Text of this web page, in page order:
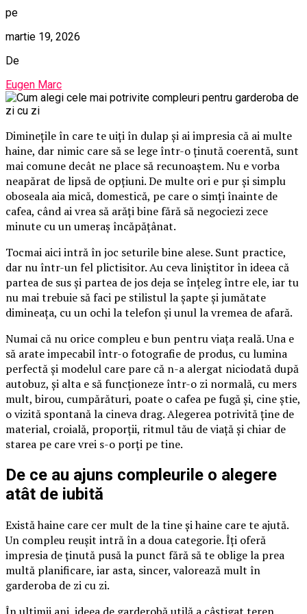
pe
martie 19, 2026
De
Eugen Marc
Diminețile în care te uiți în dulap și ai impresia că ai multe
haine, dar nimic care să se lege într-o ținută coerentă, sunt
mai comune decât ne place să recunoaștem. Nu e vorba
neapărat de lipsă de opțiuni. De multe ori e pur și simplu
oboseala aia mică, domestică, pe care o simți înainte de
cafea, când ai vrea să arăți bine fără să negociezi zece
minute cu un umeraș încăpățânat.
Tocmai aici intră în joc seturile bine alese. Sunt practice,
dar nu într-un fel plictisitor. Au ceva liniștitor în ideea că
partea de sus și partea de jos deja se înțeleg între ele, iar tu
nu mai trebuie să faci pe stilistul la șapte și jumătate
dimineața, cu un ochi la telefon și unul la vremea de afară.
Numai că nu orice compleu e bun pentru viața reală. Una e
să arate impecabil într-o fotografie de produs, cu lumina
perfectă și modelul care pare că n-a alergat niciodată după
autobuz, și alta e să funcționeze într-o zi normală, cu mers
mult, birou, cumpărături, poate o cafea pe fugă și, cine știe,
o vizită spontană la cineva drag. Alegerea potrivită ține de
material, croială, proporții, ritmul tău de viață și chiar de
starea pe care vrei s-o porți pe tine.
De ce au ajuns compleurile o alegere
atât de iubită
Există haine care cer mult de la tine și haine care te ajută.
Un compleu reușit intră în a doua categorie. Îți oferă
impresia de ținută pusă la punct fără să te oblige la prea
multă planificare, iar asta, sincer, valorează mult în
garderoba de zi cu zi.